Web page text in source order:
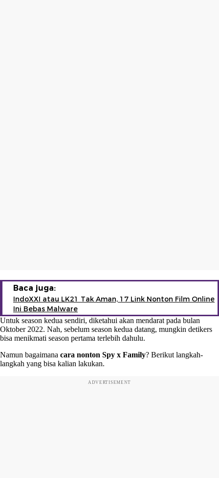
Baca juga:
IndoXXI atau LK21 Tak Aman, 17 Link Nonton Film Online
Ini Bebas Malware
Untuk season kedua sendiri, diketahui akan mendarat pada bulan
Oktober 2022. Nah, sebelum season kedua datang, mungkin detikers
bisa menikmati season pertama terlebih dahulu.
Namun bagaimana cara nonton Spy x Family? Berikut langkah-
langkah yang bisa kalian lakukan.
ADVERTISEMENT